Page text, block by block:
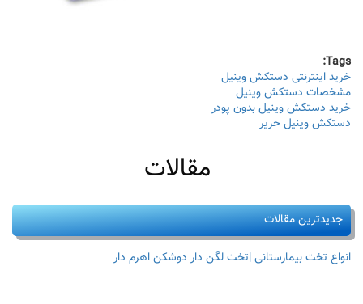
Tags:
خرید اینترنتی دستکش وینیل
مشخصات دستکش وینیل
خرید دستکش وینیل بدون پودر
دستکش وینیل حریر
مقالات
جدیدترین مقالات
انواع تخت بیمارستانی |تخت لگن دار دوشکن اهرم دار